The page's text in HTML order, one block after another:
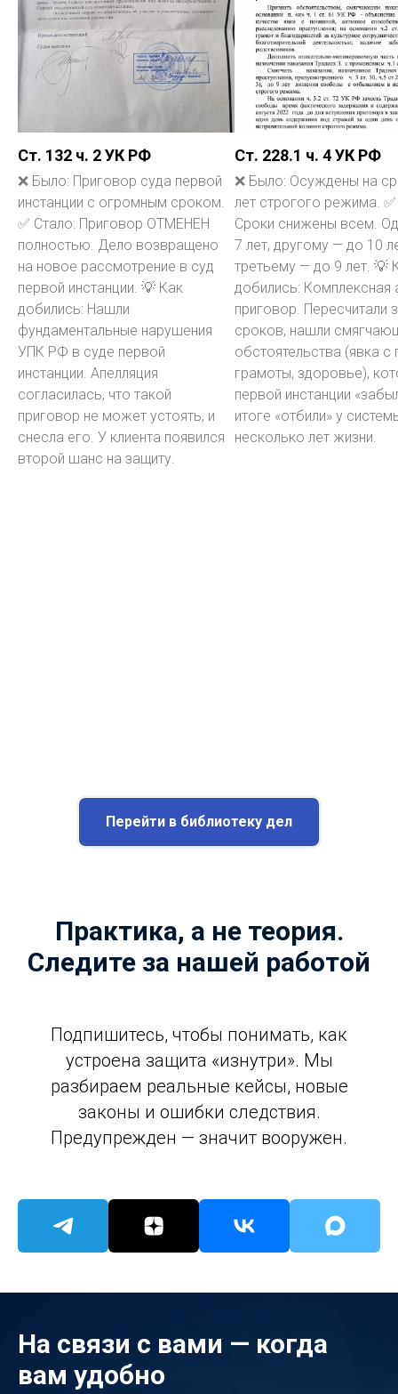
Ст. 132 ч. 2 УК РФ
❌ Было: Приговор суда первой
инстанции с огромным сроком.
✅ Стало: Приговор ОТМЕНЕН
полностью. Дело возвращено
на новое рассмотрение в суд
первой инстанции. 💡 Как
добились: Нашли
фундаментальные нарушения
УПК РФ в суде первой
инстанции. Апелляция
согласилась, что такой
приговор не может устоять, и
снесла его. У клиента появился
второй шанс на защиту.
Ст. 228.1 ч. 4 УК РФ
❌ Было: Осуждены на
лет строгого режима.
Сроки снижены всем.
7 лет, другому — до 10
третьему — до 9 лет. 💡
добились: Комплексная
приговор. Пересчитали
сроков, нашли
обстоятельства (явка с
грамоты, здоровье),
первой инстанции
итоге «отбили» у
несколько лет жизни.
Перейти в библиотеку дел
Практика, а не теория.
Следите за нашей работой
Подпишитесь, чтобы понимать, как
устроена защита «изнутри». Мы
разбираем реальные кейсы, новые
законы и ошибки следствия.
Предупрежден — значит вооружен.
На связи с вами — когда
вам удобно